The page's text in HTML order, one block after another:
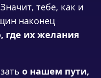
тебе, как и
наконец
где их желания
о нашем пути,